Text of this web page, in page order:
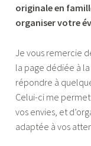
originale en
organiser votre
Je vous remercie
la page dédiée à
répondre à
Celui-ci me
vos envies, et
adaptée à vos